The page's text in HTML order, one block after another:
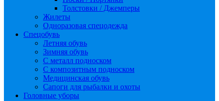
Толстовки / Джемперы
Жилеты
Одноразовая спецодежда
Спецобувь
Летняя обувь
Зимняя обувь
С металл подноском
С композитным подноском
Медицинская обувь
Сапоги для рыбалки и охоты
Головные уборы